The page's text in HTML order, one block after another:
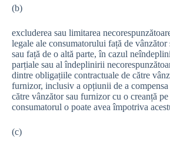
(b)
excluderea sau limitarea
legale ale consumatorului față de
sau față de o altă parte, în cazul
parțiale sau al îndeplinirii
dintre obligațiile contractuale de către
furnizor, inclusiv a opțiunii de a
către vânzător sau furnizor cu o creanță pe
consumatorul o poate avea împotriva
(c)